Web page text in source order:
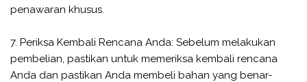
penawaran khusus.
7. Periksa Kembali Rencana Anda: Sebelum melakukan
pembelian, pastikan untuk memeriksa kembali rencana
Anda dan pastikan Anda membeli bahan yang benar-